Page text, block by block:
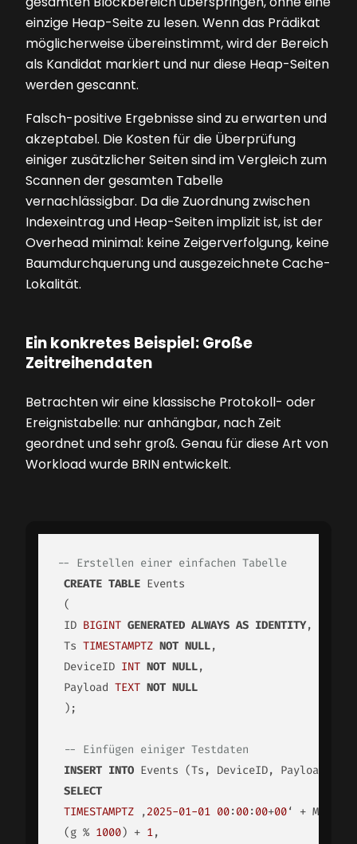
einzige Heap-Seite zu lesen. Wenn das Prädikat
möglicherweise übereinstimmt, wird der Bereich
als Kandidat markiert und nur diese Heap-Seiten
werden gescannt.
Falsch-positive Ergebnisse sind zu erwarten und
akzeptabel. Die Kosten für die Überprüfung
einiger zusätzlicher Seiten sind im Vergleich zum
Scannen der gesamten Tabelle
vernachlässigbar. Da die Zuordnung zwischen
Indexeintrag und Heap-Seiten implizit ist, ist der
Overhead minimal: keine Zeigerverfolgung, keine
Baumdurchquerung und ausgezeichnete Cache-
Lokalität.
Ein konkretes Beispiel: Große
Zeitreihendaten
Betrachten wir eine klassische Protokoll- oder
Ereignistabelle: nur anhängbar, nach Zeit
geordnet und sehr groß. Genau für diese Art von
Workload wurde BRIN entwickelt.
-- Erstellen einer einfachen Tabelle
CREATE TABLE Events
(
ID BIGINT GENERATED ALWAYS AS IDENTITY,
Ts TIMESTAMPTZ NOT NULL,
DeviceID INT NOT NULL,
Payload TEXT NOT NULL
);
-- Einfügen einiger Testdaten
INSERT INTO Events (Ts, DeviceID, Payload)
SELECT
TIMESTAMPTZ ‚2025-01-01 00:00:00+00‘ +
(g % 1000) + 1,